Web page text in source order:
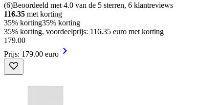
(6)Beoordeeld met 4.0 van de 5 sterren, 6 klantreviews
116.35 met korting
35% korting35% korting
35% korting, voordeelprijs: 116.35 euro met korting
179.00
Prijs: 179.00 euro